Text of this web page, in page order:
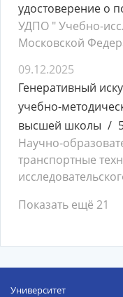
удостоверение о
УДПО " Учебно-
Московской
09.12.2025
Генеративный
учебно-
высшей школы
Научно-
транспортные
Показать ещё 21
Университет